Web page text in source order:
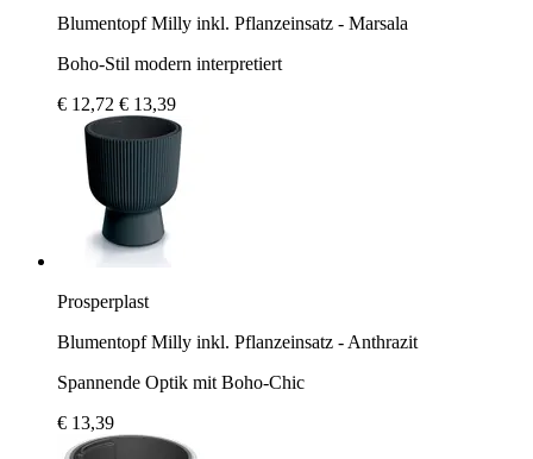
Blumentopf Milly inkl. Pflanzeinsatz - Marsala
Boho-Stil modern interpretiert
€ 12,72 € 13,39
Prosperplast
Blumentopf Milly inkl. Pflanzeinsatz - Anthrazit
Spannende Optik mit Boho-Chic
€ 13,39